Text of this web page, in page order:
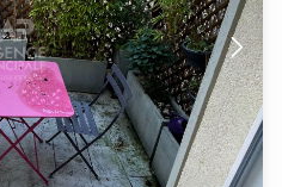
enregistré au RSAC